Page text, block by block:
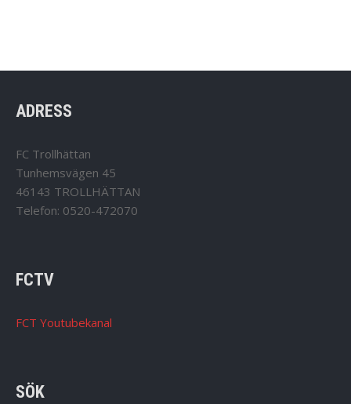
ADRESS
FC Trollhättan
Tunhemsvägen 45
46143 TROLLHÄTTAN
Telefon: 0520-472070
FCTV
FCT Youtubekanal
SÖK